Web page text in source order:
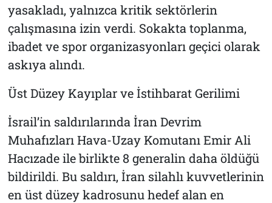
yasakladı, yalnızca kritik sektörlerin
çalışmasına izin verdi. Sokakta toplanma,
ibadet ve spor organizasyonları geçici olarak
askıya alındı.
Üst Düzey Kayıplar ve İstihbarat Gerilimi
İsrail’in saldırılarında İran Devrim
Muhafızları Hava-Uzay Komutanı Emir Ali
Hacızade ile birlikte 8 generalin daha öldüğü
bildirildi. Bu saldırı, İran silahlı kuvvetlerinin
en üst düzey kadrosunu hedef alan en